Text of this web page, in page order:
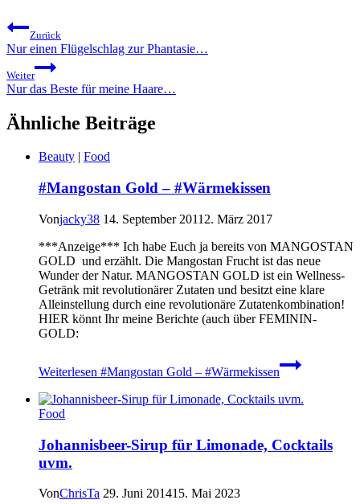
Zurück
Nur einen Flügelschlag zur Phantasie…
Weiter
Nur das Beste für meine Haare…
Ähnliche Beiträge
Beauty Food
#Mangostan Gold – #Wärmekissen
Vonjacky38 14. September 2011 2. März 2017
***Anzeige*** Ich habe Euch ja bereits von MANGOSTAN
GOLD und erzählt. Die Mangostan Frucht ist das neue
Wunder der Natur. MANGOSTAN GOLD ist ein Wellness-
Getränk mit revolutionärer Zutaten und besitzt eine klare
Alleinstellung durch eine revolutionäre Zutatenkombination!
HIER könnt Ihr meine Berichte (auch über FEMININ-
GOLD:
Weiterlesen #Mangostan Gold – #Wärmekissen
Food
Johannisbeer-Sirup für Limonade, Cocktails
uvm.
VonChrisTa 29. Juni 201415. Mai 2023